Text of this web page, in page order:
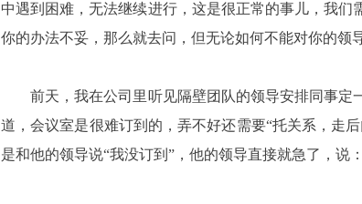
中遇到困难，无法继续进行，这是很正常的事儿，我们
你的办法不妥，那么就去问，但无论如何不能对你的领
前天，我在公司里听见隔壁团队的领导安排同事定
道，会议室是很难订到的，弄不好还需要“托关系，走
是和他的领导说“我没订到”，他的领导直接就急了，说